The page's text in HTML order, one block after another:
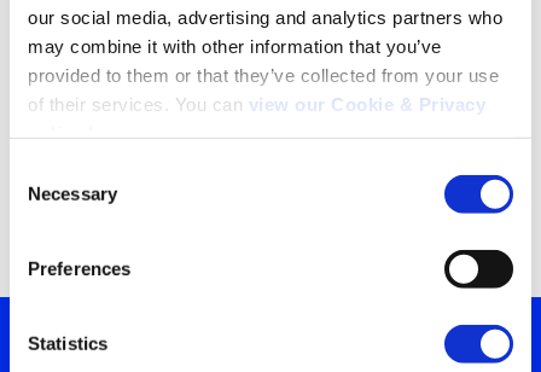
our social media, advertising and analytics partners who
may combine it with other information that you’ve
provided to them or that they’ve collected from your use
of their services. You can view our Cookie & Privacy
Selection
Necessary
Preferences
Statistics
Desejo receber informações sobre tendências,
insights e eventos da IBOPE.
Estou de acordo com o
Termo de Consentimento